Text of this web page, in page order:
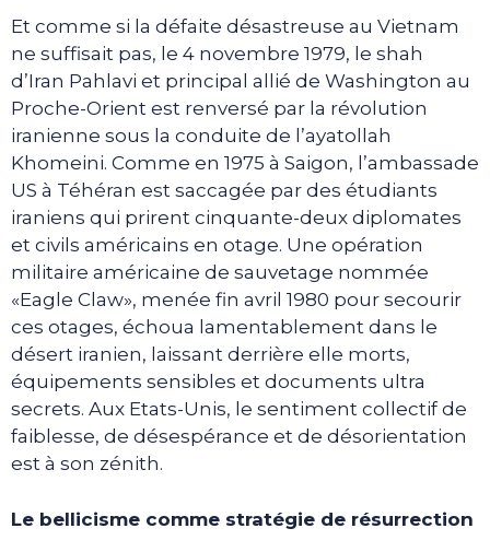
Et comme si la défaite désastreuse au Vietnam
ne suffisait pas, le 4 novembre 1979, le shah
d’Iran Pahlavi et principal allié de Washington au
Proche-Orient est renversé par la révolution
iranienne sous la conduite de l’ayatollah
Khomeini. Comme en 1975 à Saigon, l’ambassade
US à Téhéran est saccagée par des étudiants
iraniens qui prirent cinquante-deux diplomates
et civils américains en otage. Une opération
militaire américaine de sauvetage nommée
«Eagle Claw», menée fin avril 1980 pour secourir
ces otages, échoua lamentablement dans le
désert iranien, laissant derrière elle morts,
équipements sensibles et documents ultra
secrets. Aux Etats-Unis, le sentiment collectif de
faiblesse, de désespérance et de désorientation
est à son zénith.
Le bellicisme comme stratégie de résurrection